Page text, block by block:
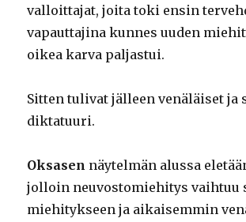
valloittajat, joita toki ensin
vapauttajina kunnes uuden
oikea karva paljastui.
Sitten tulivat jälleen venäläiset
diktatuuri.
Oksasen näytelmän alussa
jolloin neuvostomiehitys vaihtuu
miehitykseen ja aikaisemmin